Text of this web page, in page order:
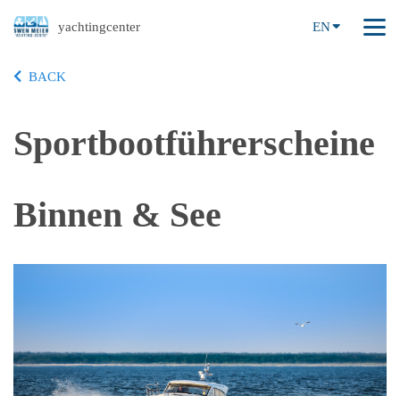
yachtingcenter EN
BACK
Sportbootführerscheine
Binnen & See